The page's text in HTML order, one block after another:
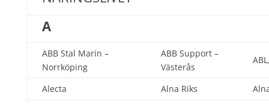
A
ABB Stal Marin –
Norrköping
ABB Support –
Västerås
Alecta Alna Riks